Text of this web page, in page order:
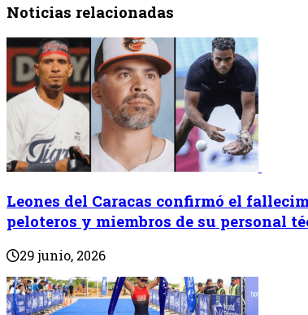
Noticias relacionadas
Leones del Caracas confirmó el
peloteros y miembros de su personal
29 junio, 2026